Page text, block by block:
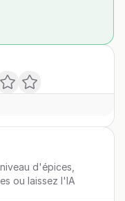
d'épices,
ou laissez l'IA